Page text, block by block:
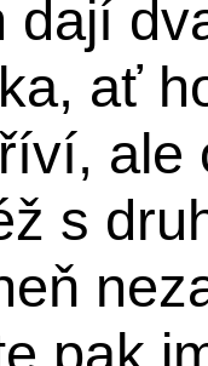
dají
ať
ale
s